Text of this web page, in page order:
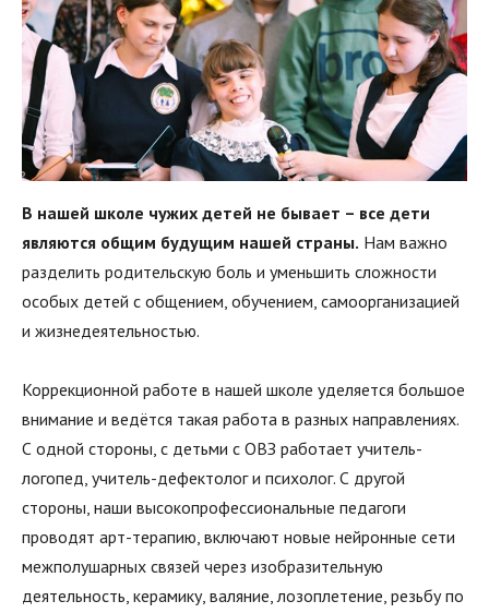
В нашей школе чужих детей не бывает – все дети
являются общим будущим нашей страны. Нам важно
разделить родительскую боль и уменьшить сложности
особых детей с общением, обучением, самоорганизацией
и жизнедеятельностью.
Коррекционной работе в нашей школе уделяется большое
внимание и ведётся такая работа в разных направлениях.
С одной стороны, с детьми с ОВЗ работает учитель-
логопед, учитель-дефектолог и психолог. С другой
стороны, наши высокопрофессиональные педагоги
проводят арт-терапию, включают новые нейронные сети
межполушарных связей через изобразительную
деятельность, керамику, валяние, лозоплетение, резьбу по